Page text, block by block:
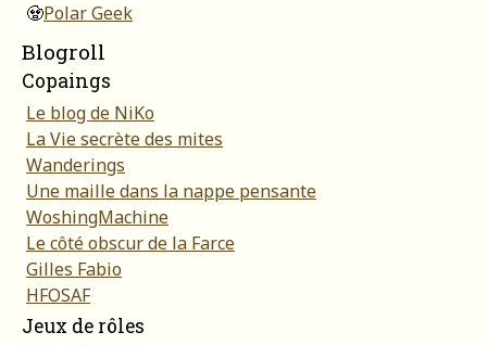
🧟Polar Geek
Blogroll
Copaings
Le blog de NiKo
La Vie secrète des mites
Wanderings
Une maille dans la nappe pensante
WoshingMachine
Le côté obscur de la Farce
Gilles Fabio
HFOSAF
Jeux de rôles